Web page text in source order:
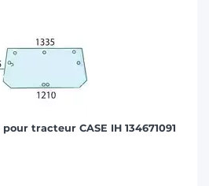
tracteur CASE IH 134671091